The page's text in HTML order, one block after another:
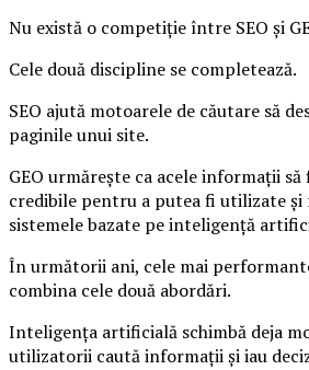
Nu există o competiție între SEO și
Cele două discipline se completează.
SEO ajută motoarele de căutare să
paginile unui site.
GEO urmărește ca acele informații
credibile pentru a putea fi utilizate și
sistemele bazate pe inteligență
În următorii ani, cele mai
combina cele două abordări.
Inteligența artificială schimbă deja
utilizatorii caută informații și iau